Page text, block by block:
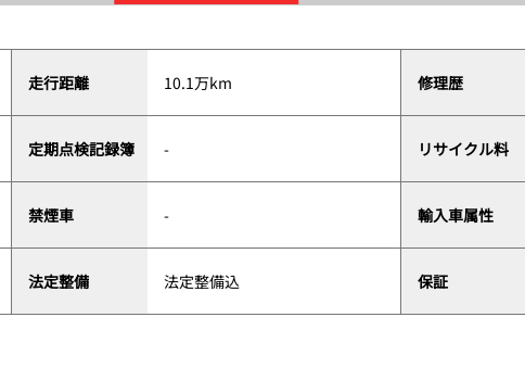
走行距離 10.1万km 修理歴
定期点検記録簿 - リサイクル料
禁煙車 - 輸入車属性
法定整備 法定整備込 保証